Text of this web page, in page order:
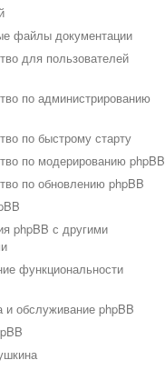
файлы документации
для пользователей
по администрированию
по быстрому старту
по модерированию phpBB
по обновлению phpBB
phpBB с другими
функциональности
и обслуживание phpBB